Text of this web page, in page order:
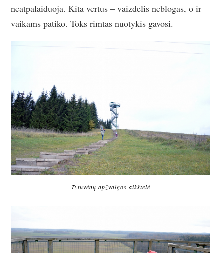
neatpalaiduoja. Kita vertus – vaizdelis neblogas, o ir
vaikams patiko. Toks rimtas nuotykis gavosi.
Tytuvėnų apžvalgos aikštelė